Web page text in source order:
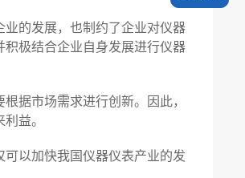
的发展，也制约了企业对仪器
极结合企业自身发展进行仪器
据市场需求进行创新。因此，
益。
以加快我国仪器仪表产业的发